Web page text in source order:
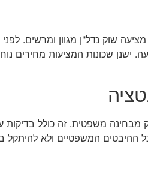
שוק נדל"ן מגוון ומרשים.
ישנן שכונות המציעות מחירים
משפטית. זה כולל בדיקות
ההיבטים המשפטיים ולא